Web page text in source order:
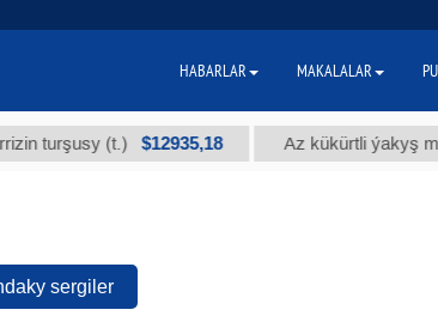
(t.) $12935,18 Az kükürtli ýakyş
sergiler
HABARLAR MAKALALAR